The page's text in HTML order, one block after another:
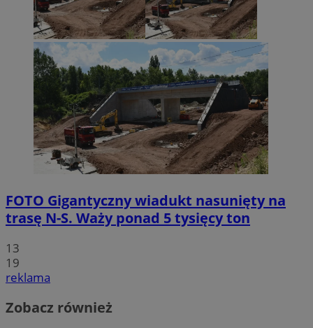
FOTO Gigantyczny wiadukt nasunięty na
trasę N-S. Waży ponad 5 tysięcy ton
13
19
reklama
Zobacz również